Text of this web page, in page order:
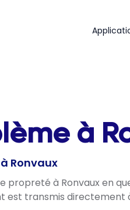
à
Ronvaux
propreté à Ronvaux en
est transmis directement